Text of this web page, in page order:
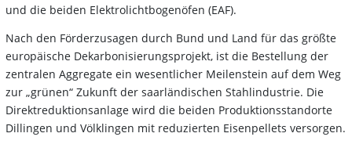
und die beiden Elektrolichtbogenöfen (EAF).
Nach den Förderzusagen durch Bund und Land für das größte
europäische Dekarbonisierungsprojekt, ist die Bestellung der
zentralen Aggregate ein wesentlicher Meilenstein auf dem Weg
zur „grünen“ Zukunft der saarländischen Stahlindustrie. Die
Direktreduktionsanlage wird die beiden Produktionsstandorte
Dillingen und Völklingen mit reduzierten Eisenpellets versorgen.